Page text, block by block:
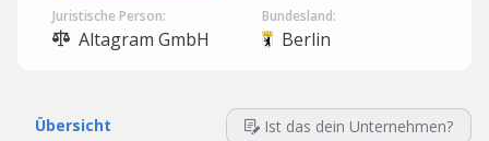
Juristische Person:
Altagram GmbH
Bundesland:
Berlin
Übersicht Ist das dein Unternehmen?